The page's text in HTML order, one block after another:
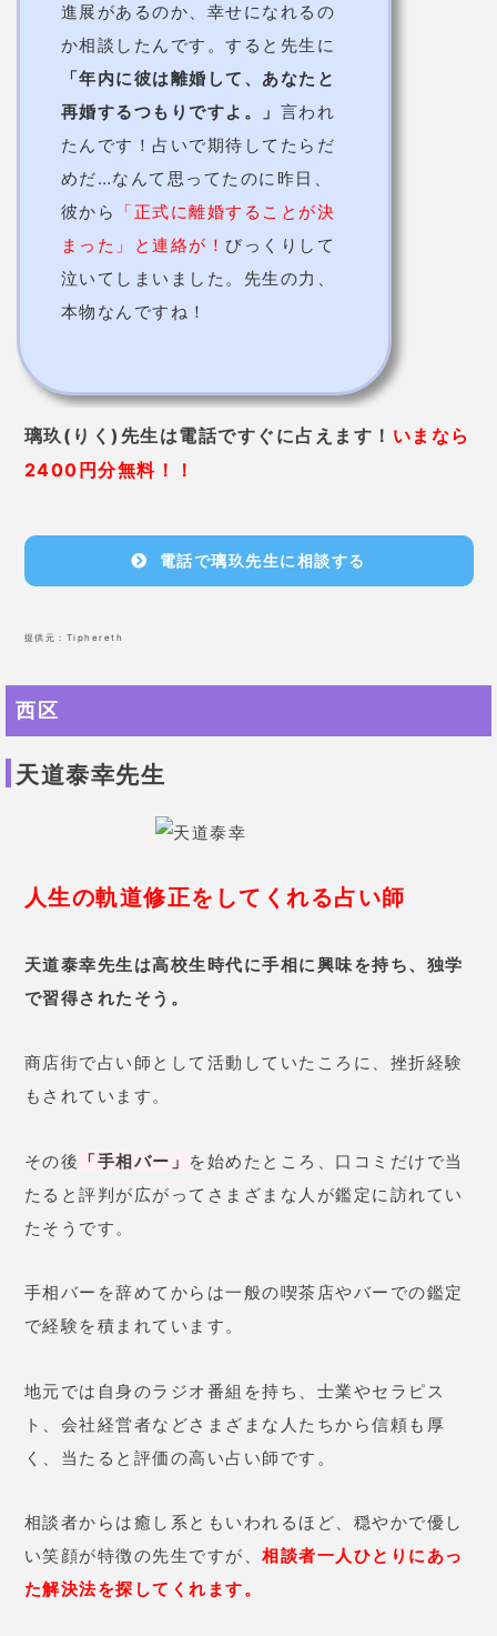
進展があるのか、幸せになれるの
か相談したんです。すると先生に
「年内に彼は離婚して、あなたと
再婚するつもりですよ。」 言われ
たんです！占いで期待してたらだ
めだ…なんて思ってたのに昨日、
彼から
「正式に離婚することが決
まった」と連絡が！ びっくりして
泣いてしまいました。先生の力、
本物なんですね！
璃玖(りく)先生は電話ですぐに占えます！ いまなら
2400円分無料！！
電話で璃玖先生に相談する
提供元： Tiphereth
西区
天道泰幸先生
人生の軌道修正をしてくれる占い師
天道泰幸先生は高校生時代に手相に興味を持ち、独学
で習得されたそう 。
商店街で占い師として活動していたころに、挫折経験
もされています。
その後 「手相バー」 を始めたところ、口コミだけで当
たると評判が広がってさまざまな人が鑑定に訪れてい
たそうです。
手相バーを辞めてからは一般の喫茶店やバーでの鑑定
で経験を積まれています。
地元では自身のラジオ番組を持ち、士業やセラピス
ト、会社経営者などさまざまな人たちから信頼も厚
く、当たると評価の高い占い師です。
相談者からは癒し系ともいわれるほど、穏やかで優し
い笑顔が特徴の先生ですが、 相談者一人ひとりにあっ
た解決法を探してくれます。